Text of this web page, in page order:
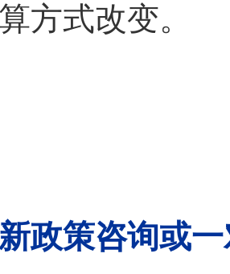
方式改变。
政策咨询或